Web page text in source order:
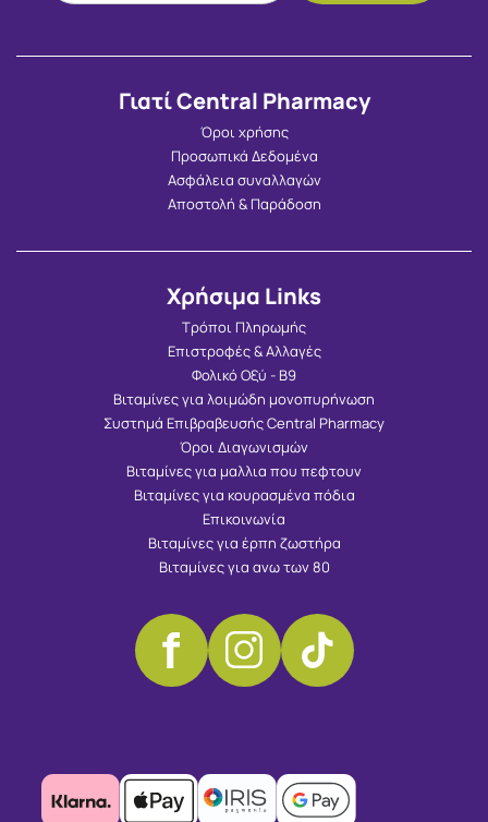
Γιατί Central Pharmacy
Όροι χρήσης
Προσωπικά Δεδομένα
Ασφάλεια συναλλαγών
Αποστολή & Παράδοση
Χρήσιμα Links
Τρόποι Πληρωμής
Επιστροφές & Αλλαγές
Φολικό Οξύ - Β9
Βιταμίνες για λοιμώδη μονοπυρήνωση
Συστημά Επιβραβευσής Central Pharmacy
Όροι Διαγωνισμών
Βιταμίνες για μαλλια που πεφτουν
Βιταμίνες για κουρασμένα πόδια
Επικοινωνία
Βιταμίνες για έρπη ζωστήρα
Βιταμίνες για ανω των 80